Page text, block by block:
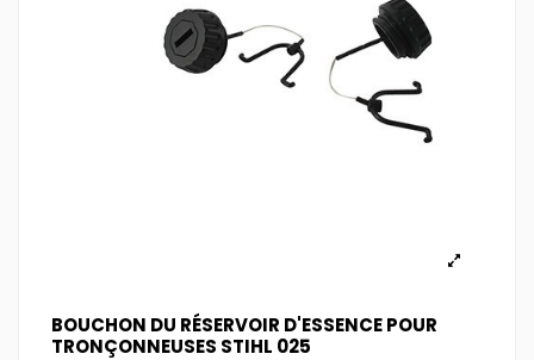
BOUCHON DU RÉSERVOIR D'ESSENCE POUR
TRONÇONNEUSES STIHL 025